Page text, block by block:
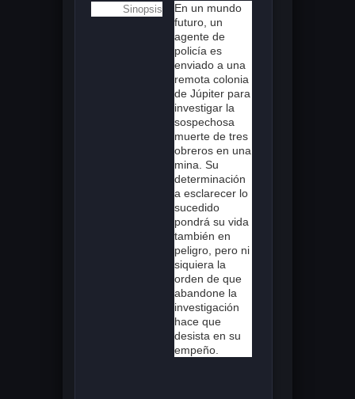
Sinopsis
En un mundo
futuro, un
agente de
policía es
enviado a una
remota colonia
de Júpiter para
investigar la
sospechosa
muerte de tres
obreros en una
mina. Su
determinación
a esclarecer lo
sucedido
pondrá su vida
también en
peligro, pero ni
siquiera la
orden de que
abandone la
investigación
hace que
desista en su
empeño.